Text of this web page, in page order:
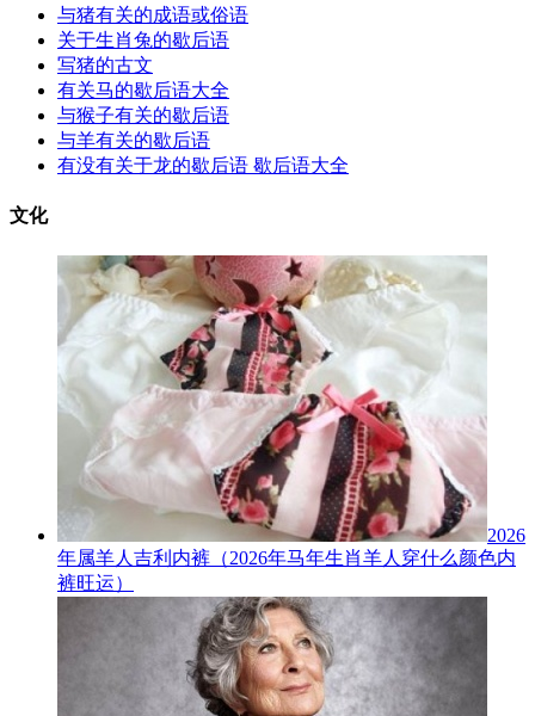
与猪有关的成语或俗语
关于生肖兔的歇后语
写猪的古文
有关马的歇后语大全
与猴子有关的歇后语
与羊有关的歇后语
有没有关于龙的歇后语 歇后语大全
文化
2026
年属羊人吉利内裤（2026年马年生肖羊人穿什么颜色内
裤旺运）